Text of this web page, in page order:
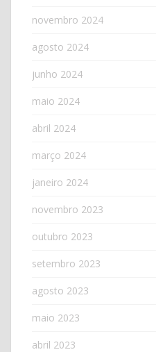
novembro 2024
agosto 2024
junho 2024
maio 2024
abril 2024
março 2024
janeiro 2024
novembro 2023
outubro 2023
setembro 2023
agosto 2023
maio 2023
abril 2023